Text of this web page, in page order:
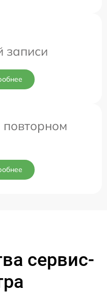
записи
сервис-